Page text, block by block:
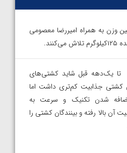
وزن به همراه امیررضا معصومی
یک‌دهه قبل شاید کشتی‌های
کشتی جذابیت کم‌تری داشت اما
شدن تکنیک و سرعت به
آن بالا رفته و بینندگان کشتی را